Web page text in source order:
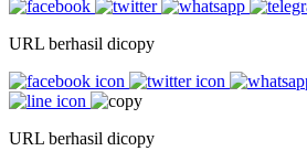
URL berhasil dicopy
URL berhasil dicopy